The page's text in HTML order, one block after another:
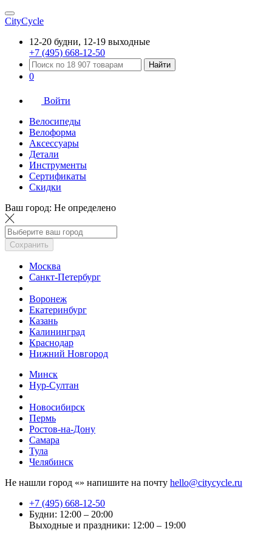
CityCycle
12-20 будни, 12-19 выходные
+7 (495) 668-12-50
Найти
0
Войти
Велосипеды
Велоформа
Аксессуары
Детали
Инструменты
Сертификаты
Скидки
Ваш город: Не определено
Сохранить
Москва
Санкт-Петербург
Воронеж
Екатеринбург
Казань
Калининград
Краснодар
Нижний Новгород
Минск
Нур-Султан
Новосибирск
Пермь
Ростов-на-Дону
Самара
Тула
Челябинск
Не нашли город «» напишите на почту hello@citycycle.ru
+7 (495) 668-12-50
Будни: 12:00 – 20:00
Выходные и праздники: 12:00 – 19:00